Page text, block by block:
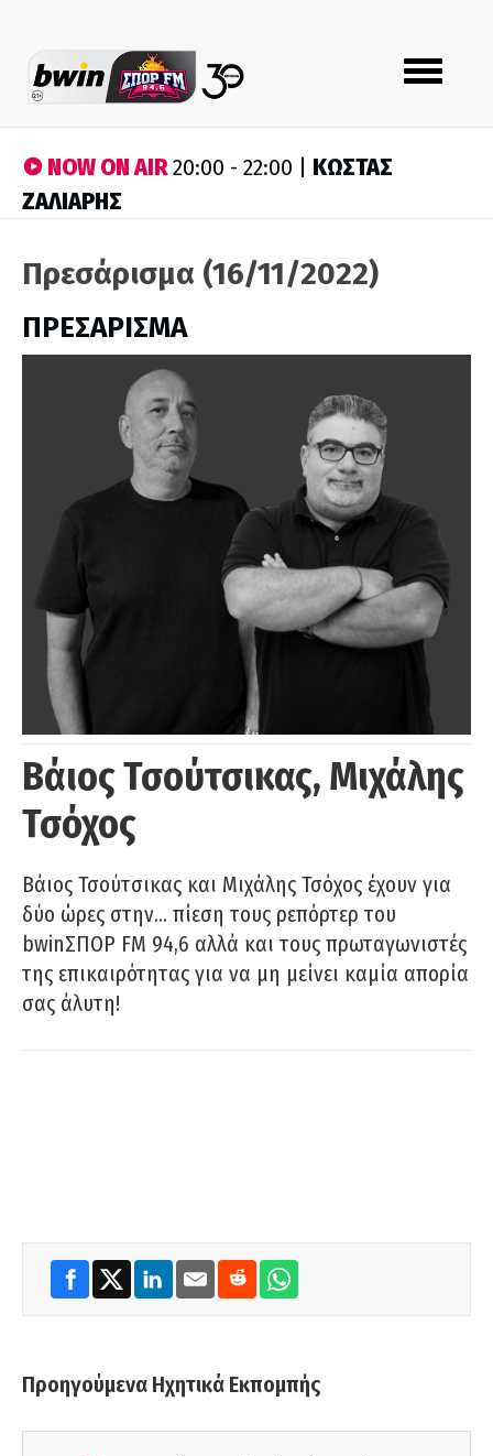
Toggle
navigation
NOW ON AIR20:00 - 22:00 | ΚΩΣΤΑΣ
ΖΑΛΙΑΡΗΣ
Πρεσάρισμα (16/11/2022)
ΠΡΕΣΑΡΙΣΜΑ
Βάιος Τσούτσικας, Μιχάλης
Τσόχος
Βάιος Τσούτσικας και Μιχάλης Τσόχος έχουν για
δύο ώρες στην… πίεση τους ρεπόρτερ του
bwinΣΠΟΡ FM 94,6 αλλά και τους πρωταγωνιστές
της επικαιρότητας για να μη μείνει καμία απορία
σας άλυτη!
Προηγούμενα Ηχητικά Εκπομπής